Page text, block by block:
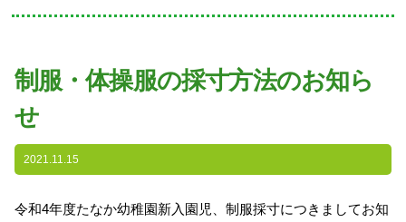
・ブログ
・園の特色
・年間行事
・自慢の給食
・アクセス
制服・体操服の採寸方法のお知ら
せ
2021.11.15
令和4年度たなか幼稚園新入園児、制服採寸につきましてお知